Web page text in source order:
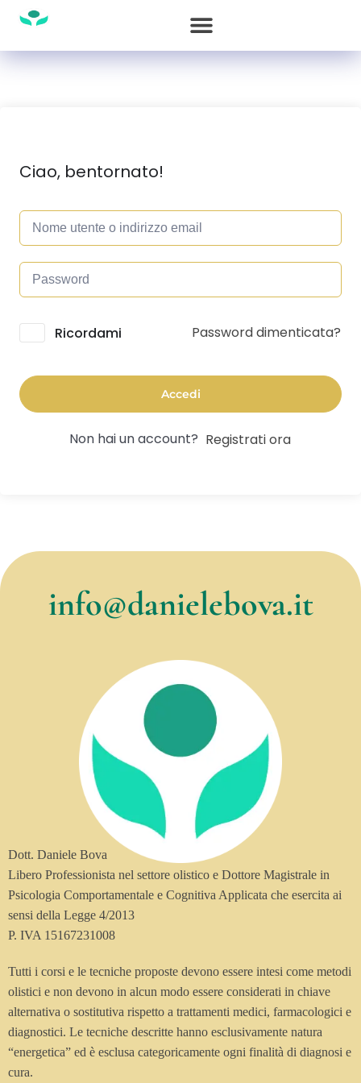
Ciao, bentornato!
Alternative:
Ricordami Password dimenticata?
Accedi
Non hai un account? Registrati ora
info@danielebova.it
Dott. Daniele Bova
Libero Professionista nel settore olistico e Dottore Magistrale in
Psicologia Comportamentale e Cognitiva Applicata che esercita ai
sensi della Legge 4/2013
P. IVA 15167231008
Tutti i corsi e le tecniche proposte devono essere intesi come metodi
olistici e non devono in alcun modo essere considerati in chiave
alternativa o sostitutiva rispetto a trattamenti medici, farmacologici e
diagnostici. Le tecniche descritte hanno esclusivamente natura
“energetica” ed è esclusa categoricamente ogni finalità di diagnosi e
cura.